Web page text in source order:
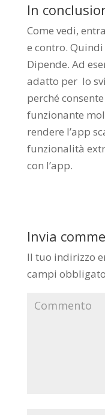
In
Come vedi,
e contro.
Dipende. Ad
adatto per lo
perché
funzionante
rendere l’app
funzionalità
con l’app.
Invia
Il tuo indirizzo
campi